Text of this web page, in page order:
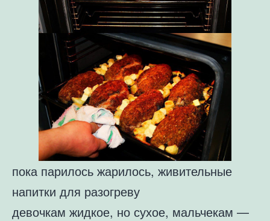
пока парилось жарилось, живительные
напитки для разогреву
девочкам жидкое, но сухое, мальчекам —